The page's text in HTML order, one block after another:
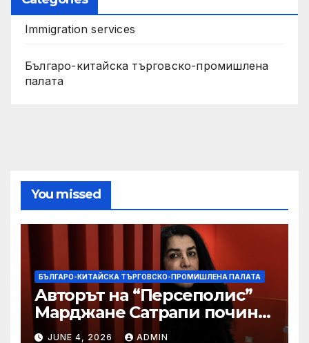
Immigration services
Българо-китайска търговско-промишлена
палата
You missed
БЪЛГАРО-КИТАЙСКА ТЪРГОВСКО-ПРОМИШЛЕНА ПАЛАТА
Авторът на “Персеполис”
Марджане Сатрапи почина
“от тъга” на 56 години
JUNE 4, 2026 ADMIN